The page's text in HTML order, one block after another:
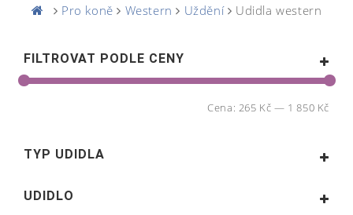
Pro koně Western Uždění Udidla western
FILTROVAT PODLE CENY
Cena: 265 Kč — 1 850 Kč
TYP UDIDLA
UDIDLO